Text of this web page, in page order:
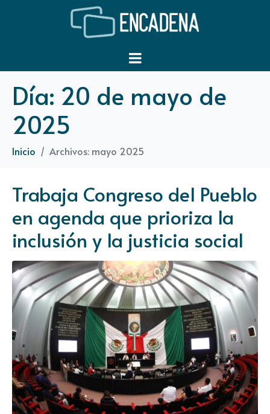
Día: 20 de mayo de
2025
Inicio Archivos: mayo 2025
Trabaja Congreso del Pueblo
en agenda que prioriza la
inclusión y la justicia social